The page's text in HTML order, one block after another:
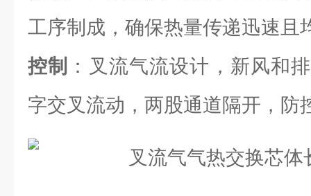
工序制成，确保热量传递迅速且
控制
：叉流气流设计，新风和
字交叉流动，两股通道隔开，防